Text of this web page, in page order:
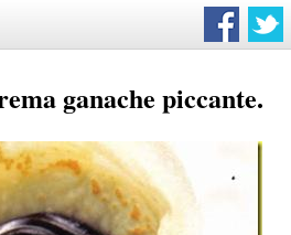
ganache piccante.